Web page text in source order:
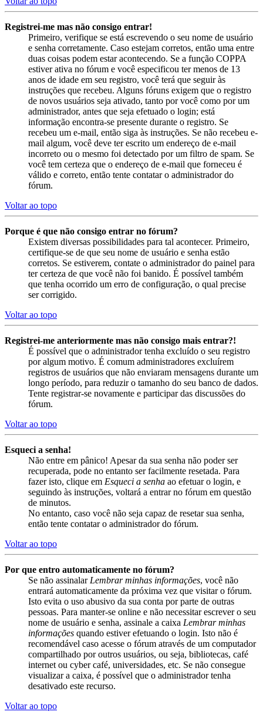
Registrei-me mas não consigo entrar!
Primeiro, verifique se está escrevendo o seu nome de usuário
e senha corretamente. Caso estejam corretos, então uma entre
duas coisas podem estar acontecendo. Se a função COPPA
estiver ativa no fórum e você especificou ter menos de 13
anos de idade em seu registro, você terá que seguir às
instruções que recebeu. Alguns fóruns exigem que o registro
de novos usuários seja ativado, tanto por você como por um
administrador, antes que seja efetuado o login; está
informação encontra-se presente durante o registro. Se
recebeu um e-mail, então siga às instruções. Se não recebeu e-
mail algum, você deve ter escrito um endereço de e-mail
incorreto ou o mesmo foi detectado por um filtro de spam. Se
você tem certeza que o endereço de e-mail que forneceu é
válido e correto, então tente contatar o administrador do
fórum.
Voltar ao topo
Porque é que não consigo entrar no fórum?
Existem diversas possibilidades para tal acontecer. Primeiro,
certifique-se de que seu nome de usuário e senha estão
corretos. Se estiverem, contate o administrador do painel para
ter certeza de que você não foi banido. É possível também
que tenha ocorrido um erro de configuração, o qual precise
ser corrigido.
Voltar ao topo
Registrei-me anteriormente mas não consigo mais entrar?!
É possível que o administrador tenha excluído o seu registro
por algum motivo. É comum administradores excluírem
registros de usuários que não enviaram mensagens durante um
longo período, para reduzir o tamanho do seu banco de dados.
Tente registrar-se novamente e participar das discussões do
fórum.
Voltar ao topo
Esqueci a senha!
Não entre em pânico! Apesar da sua senha não poder ser
recuperada, pode no entanto ser facilmente resetada. Para
fazer isto, clique em Esqueci a senha ao efetuar o login, e
seguindo às instruções, voltará a entrar no fórum em questão
de minutos.
No entanto, caso você não seja capaz de resetar sua senha,
então tente contatar o administrador do fórum.
Voltar ao topo
Por que entro automaticamente no fórum?
Se não assinalar Lembrar minhas informações, você não
entrará automaticamente da próxima vez que visitar o fórum.
Isto evita o uso abusivo da sua conta por parte de outras
pessoas. Para manter-se online e não necessitar escrever o seu
nome de usuário e senha, assinale a caixa Lembrar minhas
informações quando estiver efetuando o login. Isto não é
recomendável caso acesse o fórum através de um computador
compartilhado por outros usuários, ou seja, bibliotecas, café
internet ou cyber café, universidades, etc. Se não consegue
visualizar a caixa, é possível que o administrador tenha
desativado este recurso.
Voltar ao topo